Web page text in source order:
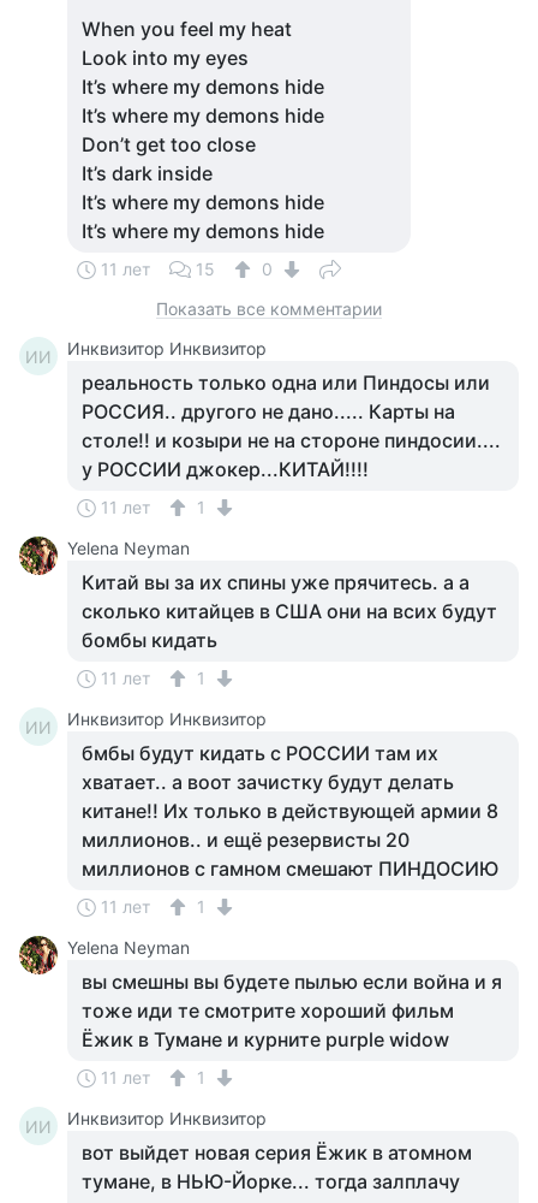
When you feel my heat
Look into my eyes
It’s where my demons hide
It’s where my demons hide
Don’t get too close
It’s dark inside
It’s where my demons hide
It’s where my demons hide
11 лет 15
0
Показать все комментарии
ИИ Инквизитор Инквизитор
реальность только одна или Пиндосы или
РОССИЯ.. другого не дано..... Карты на
столе!! и козыри не на стороне пиндосии....
у РОССИИ джокер...КИТАЙ!!!!
11 лет
1
Yelena Neyman
Китай вы за их спины уже прячитесь. а а
сколько китайцев в США они на всих будут
бомбы кидать
11 лет 1
ИИ Инквизитор Инквизитор
бмбы будут кидать с РОССИИ там их
хватает.. а воот зачистку будут делать
китане!! Их только в действующей армии 8
миллионов.. и ещё резервисты 20
миллионов с гамном смешают ПИНДОСИЮ
11 лет
1
Yelena Neyman
вы смешны вы будете пылью если война и я
тоже иди те смотрите хороший фильм
Ёжик в Тумане и курните purple widow
11 лет 1
ИИ Инквизитор Инквизитор
вот выйдет новая серия Ёжик в атомном
тумане, в НЬЮ-Йорке... тогда залплачу